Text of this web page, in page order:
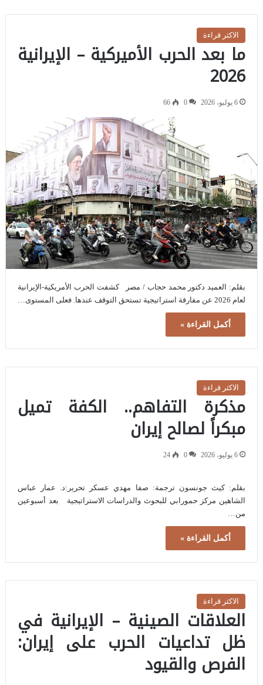
الاكثر قراءة
ما بعد الحرب الأميركية – الإيرانية
2026
6 يوليو، 2026 0
66
بقلم: العميد دكتور محمد حجاب / مصر كشفت الحرب الأمريكية-الإيرانية
لعام 2026 عن مفارقة استراتيجية تستحق التوقف عندها. فعلى المستوى…
أكمل القراءة »
الاكثر قراءة
مذكرة التفاهم.. الكفة تميل
مبكراً لصالح إيران
6 يوليو، 2026 0
24
بقلم: كيث جونسون ترجمة: صفا مهدي عسكر تحرير:د. عمار عباس
الشاهين مركز حمورابي للبحوث والدراسات الاستراتيجية بعد أسبوعين
من…
أكمل القراءة »
الاكثر قراءة
العلاقات الصينية – الإيرانية في
ظل تداعيات الحرب على إيران:
الفرص والقيود